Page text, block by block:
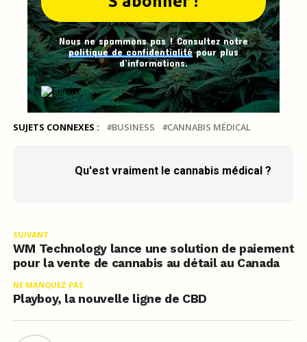
Nous ne spammons pas ! Consultez notre
politique de confidentialitépour plus
d’informations.
SUJETS CONNEXES : BUSINESS CANNABIS MÉDICAL
Qu'est vraiment le cannabis médical ?
SUIVANT
WM Technology lance une solution de paiement
pour la vente de cannabis au détail au Canada
NE MANQUEZ PAS
Playboy, la nouvelle ligne de CBD